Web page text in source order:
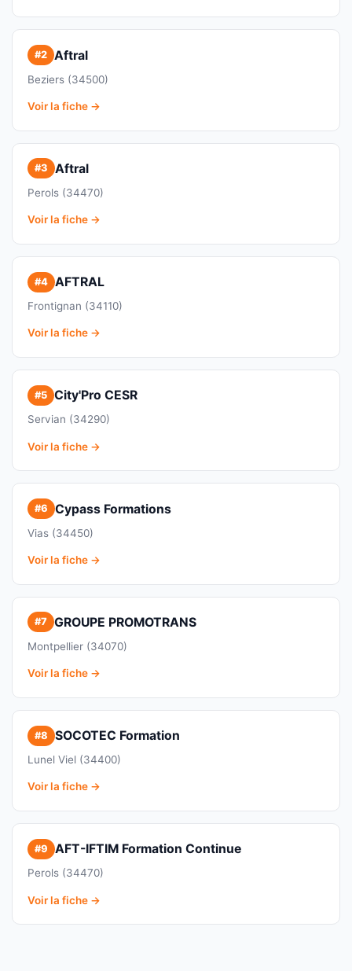
#2 Aftral
Beziers (34500)
Voir la fiche →
#3 Aftral
Perols (34470)
Voir la fiche →
#4 AFTRAL
Frontignan (34110)
Voir la fiche →
#5 City'Pro CESR
Servian (34290)
Voir la fiche →
#6 Cypass Formations
Vias (34450)
Voir la fiche →
#7 GROUPE PROMOTRANS
Montpellier (34070)
Voir la fiche →
#8 SOCOTEC Formation
Lunel Viel (34400)
Voir la fiche →
#9 AFT-IFTIM Formation Continue
Perols (34470)
Voir la fiche →